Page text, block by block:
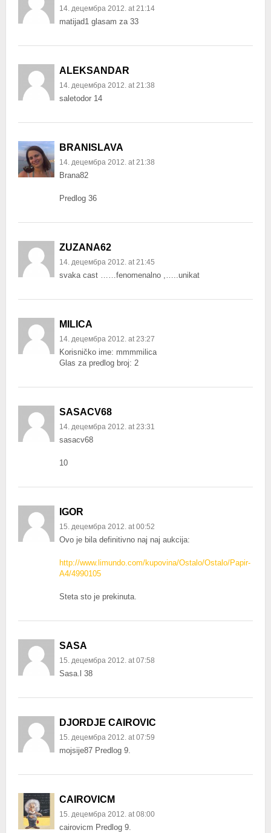
14. децембра 2012. at 21:14
matijad1 glasam za 33
ALEKSANDAR
14. децембра 2012. at 21:38
saletodor 14
BRANISLAVA
14. децембра 2012. at 21:38
Brana82
Predlog 36
ZUZANA62
14. децембра 2012. at 21:45
svaka cast ……fenomenalno ,…..unikat
MILICA
14. децембра 2012. at 23:27
Korisničko ime: mmmmilica
Glas za predlog broj: 2
SASACV68
14. децембра 2012. at 23:31
sasacv68
10
IGOR
15. децембра 2012. at 00:52
Ovo je bila definitivno naj naj aukcija:
http://www.limundo.com/kupovina/Ostalo/Ostalo/Papir-
A4/4990105
Steta sto je prekinuta.
SASA
15. децембра 2012. at 07:58
Sasa.l 38
DJORDJE CAIROVIC
15. децембра 2012. at 07:59
mojsije87 Predlog 9.
CAIROVICM
15. децембра 2012. at 08:00
cairovicm Predlog 9.